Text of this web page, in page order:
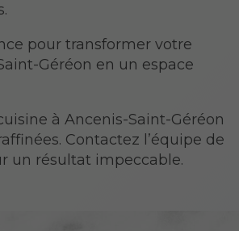
pour transformer votre
Géréon en un espace
à Ancenis-Saint-Géréon
Contactez l’équipe de
un résultat impeccable.